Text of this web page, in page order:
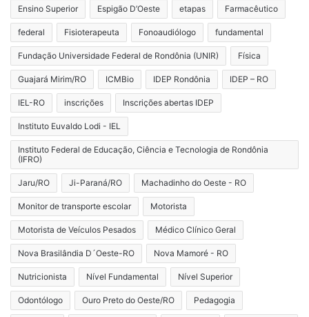
Ensino Superior Espigão D’Oeste etapas Farmacêutico
federal Fisioterapeuta Fonoaudiólogo fundamental
Fundação Universidade Federal de Rondônia (UNIR) Física
Guajará Mirim/RO ICMBio IDEP Rondônia IDEP – RO
IEL-RO inscrições Inscrições abertas IDEP
Instituto Euvaldo Lodi - IEL
Instituto Federal de Educação, Ciência e Tecnologia de Rondônia
(IFRO)
Jaru/RO Ji-Paraná/RO Machadinho do Oeste - RO
Monitor de transporte escolar Motorista
Motorista de Veículos Pesados Médico Clínico Geral
Nova Brasilândia D´Oeste-RO Nova Mamoré - RO
Nutricionista Nível Fundamental Nível Superior
Odontólogo Ouro Preto do Oeste/RO Pedagogia